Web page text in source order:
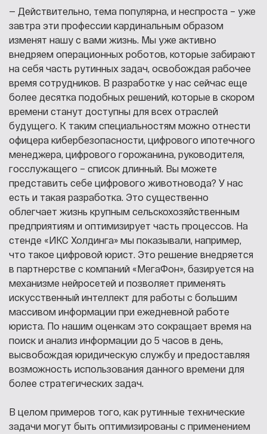
— Действительно, тема популярна, и неспроста – уже
завтра эти профессии кардинальным образом
изменят нашу с вами жизнь. Мы уже активно
внедряем операционных роботов, которые забирают
на себя часть рутинных задач, освобождая рабочее
время сотрудников. В разработке у нас сейчас еще
более десятка подобных решений, которые в скором
времени станут доступны для всех отраслей
будущего. К таким специальностям можно отнести
офицера кибербезопасности, цифрового ипотечного
менеджера, цифрового горожанина, руководителя,
госслужащего – список длинный. Вы можете
представить себе цифрового животновода? У нас
есть и такая разработка. Это существенно
облегчает жизнь крупным сельскохозяйственным
предприятиям и оптимизирует часть процессов. На
стенде «ИКС Холдинга» мы показывали, например,
что такое цифровой юрист. Это решение внедряется
в партнерстве с компаний «МегаФон», базируется на
механизме нейросетей и позволяет применять
искусственный интеллект для работы с большим
массивом информации при ежедневной работе
юриста. По нашим оценкам это сокращает время на
поиск и анализ информации до 5 часов в день,
высвобождая юридическую службу и предоставляя
возможность использования данного времени для
более стратегических задач.
В целом примеров того, как рутинные технические
задачи могут быть оптимизированы с применением